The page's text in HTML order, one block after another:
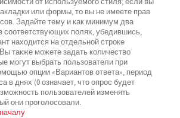
или формы, то вы не имеете прав
Задайте тему и как минимум два
соответствующих полях, убедившись,
находится на отдельной строке
также можете задать количество
могут выбрать пользователи при
опции «Вариантов ответа», период
в днях (0 означает, что опрос будет
пользователей изменять
они проголосовали.